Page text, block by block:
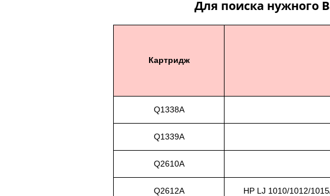
Для поиска нужного
Картридж
Q1338A
Q1339A
Q2610A
Q2612A HP LJ 1010/1012/